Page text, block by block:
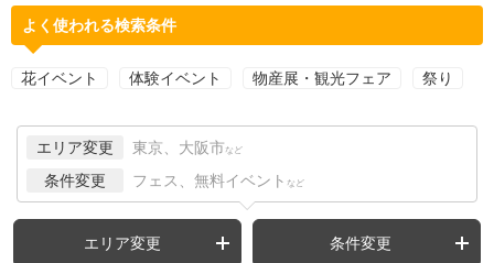
よく使われる検索条件
花イベント 体験イベント 物産展・観光フェア 祭り
エリア変更 東京、大阪市 など
条件変更 フェス、無料イベント など
エリア変更 条件変更